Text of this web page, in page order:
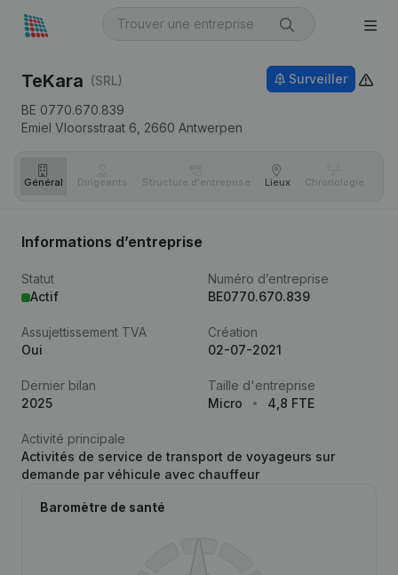
TeKara (SRL)
BE 0770.670.839
Emiel Vloorsstraat 6, 2660 Antwerpen
Surveiller
Général Dirigeants Structure d'entreprise Lieux Chronologie
Informations d’entreprise
Statut
Actif
Numéro d’entreprise
BE0770.670.839
Assujettissement TVA
Oui
Création
02-07-2021
Dernier bilan
2025
Taille d'entreprise
Micro
4,8 FTE
Activité principale
Activités de service de transport de voyageurs sur
demande par véhicule avec chauffeur
Baromètre de santé